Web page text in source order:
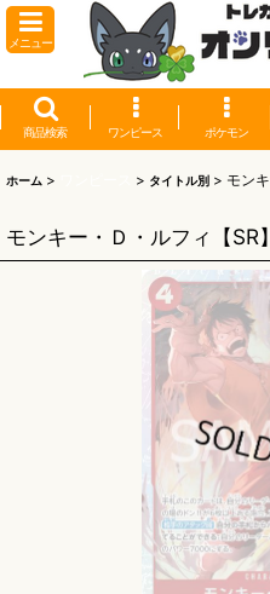
メニュー
商品検索 ワンピース ポケモン
ホーム > > タイトル別 > モン
モンキー・Ｄ・ルフィ【SR